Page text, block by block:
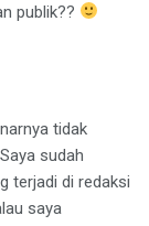
publik??
tidak
sudah
terjadi di redaksi
saya